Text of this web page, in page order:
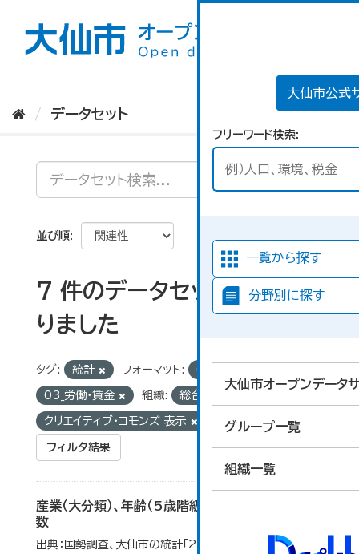
大仙市公式
フリーワード検索
一覧から探す
分野別に探す
大仙市オープンデータ
グループ一覧
組織一覧
データセット
並び順
7 件のデータセットが見つか
りました
タグ: 統計 フォーマット: CSV
03_労働・賃金 組織: 総合政策課
クリエイティブ・コモンズ 表示
フィルタ結果
産業（大分類）、年齢（5歳階級）、15歳以上就業者
数
出典：国勢調査、大仙市の統計「2-7 産業(大分類)、年齢